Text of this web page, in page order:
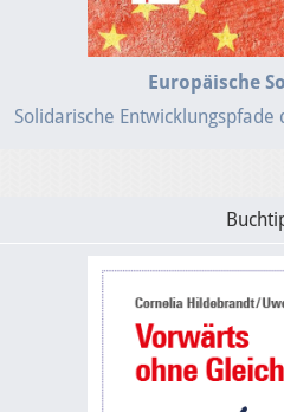
Europäische
Solidarische